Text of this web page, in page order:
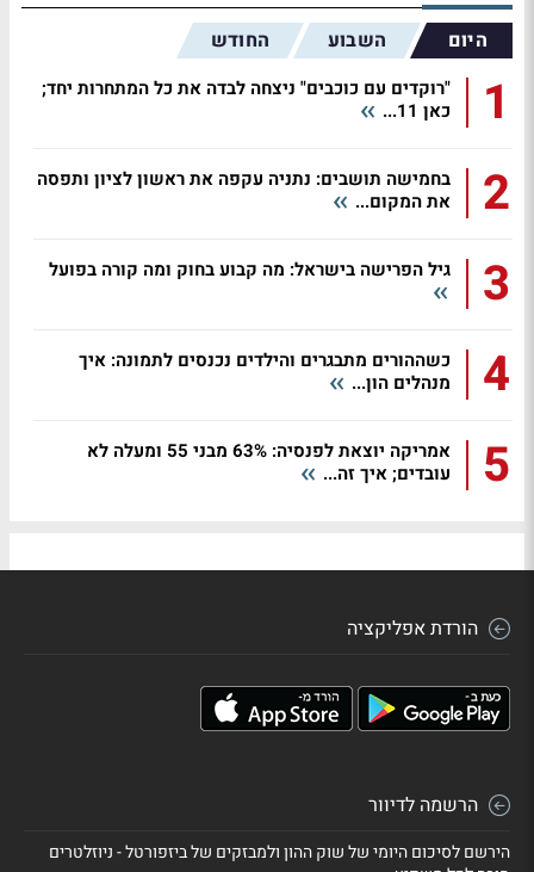
היום השבוע החודש
1
"רוקדים עם כוכבים" ניצחה לבדה את כל המתחרות יחד;
כאן 11...
2
בחמישה תושבים: נתניה עקפה את ראשון לציון ותפסה
את המקום...
3 גיל הפרישה בישראל: מה קבוע בחוק ומה קורה בפועל
4
כשההורים מתבגרים והילדים נכנסים לתמונה: איך
מנהלים הון...
5
אמריקה יוצאת לפנסיה: 63% מבני 55 ומעלה לא
עובדים; איך זה...
הורדת אפליקציה
הרשמה לדיוור
הירשם לסיכום היומי של שוק ההון ולמבזקים של ביזפורטל - ניוזלטרים